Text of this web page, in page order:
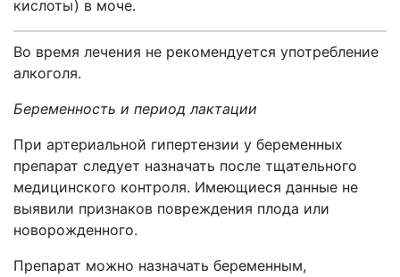
кислоты) в моче.
Во время лечения не рекомендуется употребление
алкоголя.
Беременность и период лактации
При артериальной гипертензии у беременных
препарат следует назначать после тщательного
медицинского контроля. Имеющиеся данные не
выявили признаков повреждения плода или
новорожденного.
Препарат можно назначать беременным,